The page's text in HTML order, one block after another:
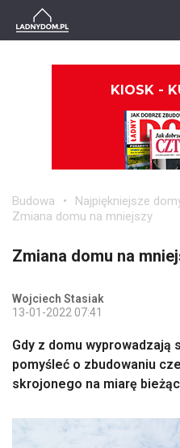
KIOSK -
Budowa
Najpiękniejsze
Zmiana domu na mniejszy
Zmiana domu na
Wojciech Stasiak
13-01-2022 07:41
Gdy z domu
pomyśleć o zbudowaniu
skrojonego na miarę